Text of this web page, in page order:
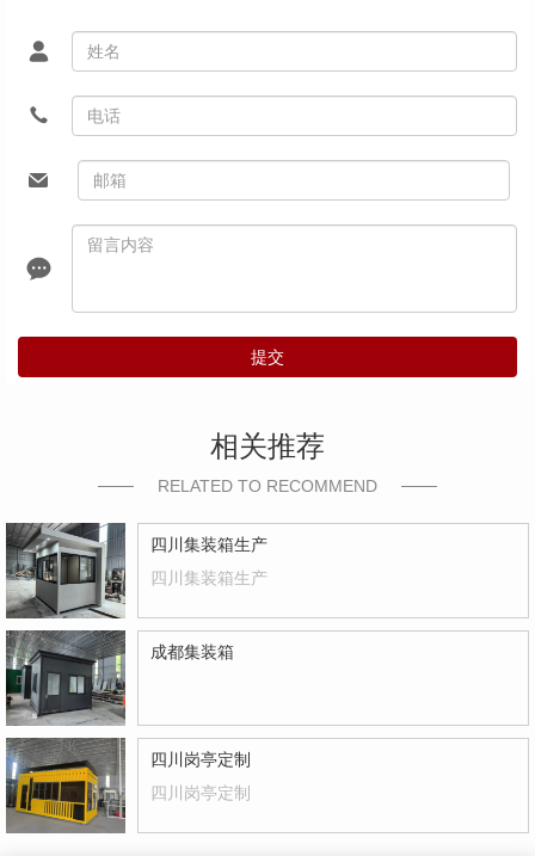
提交
相关推荐
RELATED TO RECOMMEND
四川集装箱生产
四川集装箱生产
成都集装箱
四川岗亭定制
四川岗亭定制